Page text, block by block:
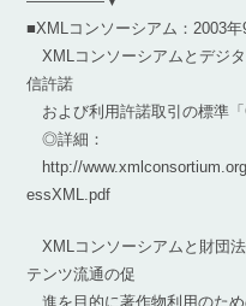
■XMLコンソーシアム：2003年
XMLコンソーシアムとデジ
信許諾
および利用許諾取引の標準
◎詳細：
http://
essXML.pdf
XMLコンソーシアムと財団
テンツ流通の促
進を目的に著作物利用のた